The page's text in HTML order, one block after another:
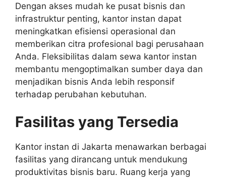
Dengan akses mudah ke pusat bisnis dan
infrastruktur penting, kantor instan dapat
meningkatkan efisiensi operasional dan
memberikan citra profesional bagi perusahaan
Anda. Fleksibilitas dalam sewa kantor instan
membantu mengoptimalkan sumber daya dan
menjadikan bisnis Anda lebih responsif
terhadap perubahan kebutuhan.
Fasilitas yang Tersedia
Kantor instan di Jakarta menawarkan berbagai
fasilitas yang dirancang untuk mendukung
produktivitas bisnis baru. Ruang kerja yang